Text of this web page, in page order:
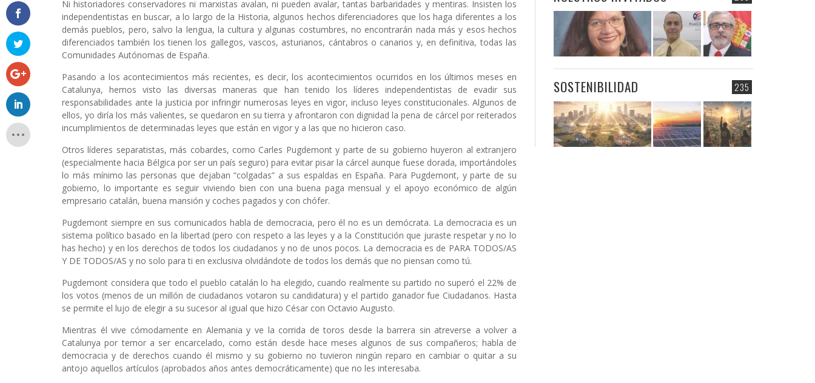
Ni historiadores conservadores ni marxistas avalan, ni pueden avalar, tantas barbaridades y mentiras. Insisten los
independentistas en buscar, a lo largo de la Historia, algunos hechos diferenciadores que los haga diferentes a los
demás pueblos, pero, salvo la lengua, la cultura y algunas costumbres, no encontrarán nada más y esos hechos
diferenciados también los tienen los gallegos, vascos, asturianos, cántabros o canarios y, en definitiva, todas las
Comunidades Autónomas de España.
Pasando a los acontecimientos más recientes, es decir, los acontecimientos ocurridos en los últimos meses en
Catalunya, hemos visto las diversas maneras que han tenido los líderes independentistas de evadir sus
responsabilidades ante la justicia por infringir numerosas leyes en vigor, incluso leyes constitucionales. Algunos de
ellos, yo diría los más valientes, se quedaron en su tierra y afrontaron con dignidad la pena de cárcel por reiterados
incumplimientos de determinadas leyes que están en vigor y a las que no hicieron caso.
Otros líderes separatistas, más cobardes, como Carles Pugdemont y parte de su gobierno huyeron al extranjero
(especialmente hacia Bélgica por ser un país seguro) para evitar pisar la cárcel aunque fuese dorada, importándoles
lo más mínimo las personas que dejaban “colgadas” a sus espaldas en España. Para Pugdemont, y parte de su
gobierno, lo importante es seguir viviendo bien con una buena paga mensual y el apoyo económico de algún
empresario catalán, buena mansión y coches pagados y con chófer.
Pugdemont siempre en sus comunicados habla de democracia, pero él no es un demócrata. La democracia es un
sistema político basado en la libertad (pero con respeto a las leyes y a la Constitución que juraste respetar y no lo
has hecho) y en los derechos de todos los ciudadanos y no de unos pocos. La democracia es de PARA TODOS/AS
Y DE TODOS/AS y no solo para ti en exclusiva olvidándote de todos los demás que no piensan como tú.
Pugdemont considera que todo el pueblo catalán lo ha elegido, cuando realmente su partido no superó el 22% de
los votos (menos de un millón de ciudadanos votaron su candidatura) y el partido ganador fue Ciudadanos. Hasta
se permite el lujo de elegir a su sucesor al igual que hizo César con Octavio Augusto.
Mientras él vive cómodamente en Alemania y ve la corrida de toros desde la barrera sin atreverse a volver a
Catalunya por temor a ser encarcelado, como están desde hace meses algunos de sus compañeros; habla de
democracia y de derechos cuando él mismo y su gobierno no tuvieron ningún reparo en cambiar o quitar a su
antojo aquellos artículos (aprobados años antes democráticamente) que no les interesaba.
235
SOSTENIBILIDAD